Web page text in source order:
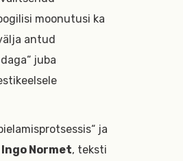
moonutusi ka
antud
juba
ja
Ingo Normet, teksti